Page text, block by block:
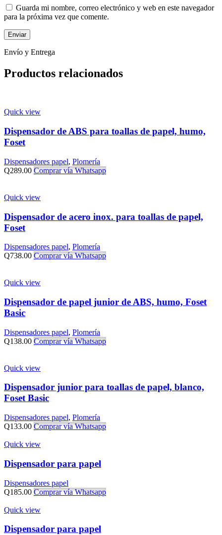
Guarda mi nombre, correo electrónico y web en este navegador
para la próxima vez que comente.
Envío y Entrega
Productos relacionados
Quick view
Dispensador de ABS para toallas de papel, humo,
Foset
Dispensadores papel, Plomería
Q289.00 Comprar vía Whatsapp
Quick view
Dispensador de acero inox. para toallas de papel,
Foset
Dispensadores papel, Plomería
Q738.00 Comprar vía Whatsapp
Quick view
Dispensador de papel junior de ABS, humo, Foset
Basic
Dispensadores papel, Plomería
Q138.00 Comprar vía Whatsapp
Quick view
Dispensador junior para toallas de papel, blanco,
Foset Basic
Dispensadores papel, Plomería
Q133.00 Comprar vía Whatsapp
Quick view
Dispensador para papel
Dispensadores papel
Q185.00 Comprar vía Whatsapp
Quick view
Dispensador para papel